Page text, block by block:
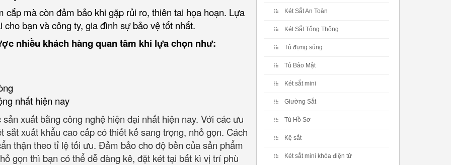
cắp mà còn đảm bảo khi gặp rủi ro, thiên tai họa hoạn. Lựa
bạn và công ty, gia đình sự bảo vệ tốt nhất.
nhiều khách hàng quan tâm khi lựa chọn như:
nhất hiện nay
xuất bằng công nghệ hiện đại nhất hiện nay. Với các ưu
xuất khẩu cao cấp có thiết kế sang trọng, nhỏ gọn. Cách
thận theo tỉ lệ tối ưu. Đảm bảo cho độ bền của sản phẩm
gọn thì bạn có thể dễ dàng kê, đặt két tại bất kì vị trí phù
Két Sắt An Toàn
Két Sắt Tổng Thống
Tủ đựng súng
Tủ Bảo Mật
Két sắt mini
Giường Sắt
Tủ Hồ Sơ
Kệ sắt
Két sắt mini khóa điện tử